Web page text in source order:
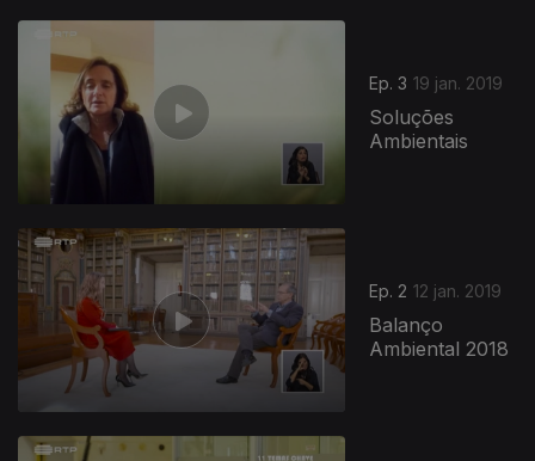
Ep. 3 19 jan. 2019
Soluções
Ambientais
Ep. 2 12 jan. 2019
Balanço
Ambiental 2018
382883